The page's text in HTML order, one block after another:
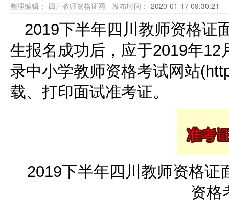
整理编辑： 四川教师资格证网 发布时间： 2020-01-17 09:30:21
2019下半年四川教师资格证
生报名成功后，应于2019年
录中小学教师资格考试网站
载、打印面试准考证。
2019下半年四川教师资格证
资格